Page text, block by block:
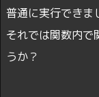
普通に実行できま
それでは関数内で
うか？